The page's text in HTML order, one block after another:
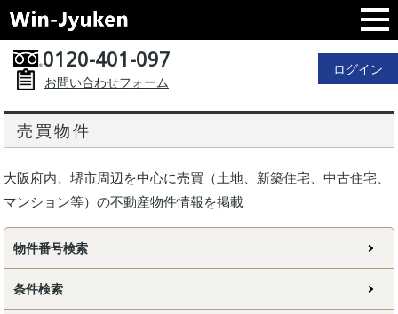
0120-401-097
お問い合わせフォーム
ログイン
売買物件
大阪府内、堺市周辺を中心に売買（土地、新築住宅、中古住宅、
マンション等）の不動産物件情報を掲載
物件番号検索
条件検索